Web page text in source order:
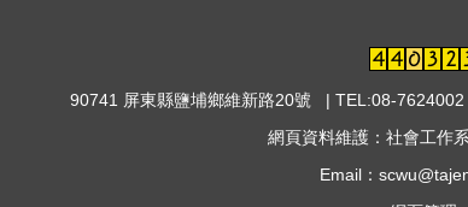
90741 屏東縣鹽埔鄉維新路20號 | TEL:08-7624002
網頁資料維護：社會工作
Email：